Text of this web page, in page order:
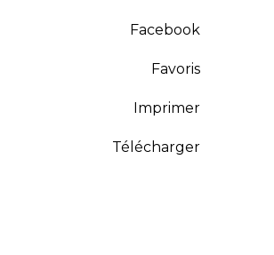
Facebook
Favoris
Imprimer
Télécharger